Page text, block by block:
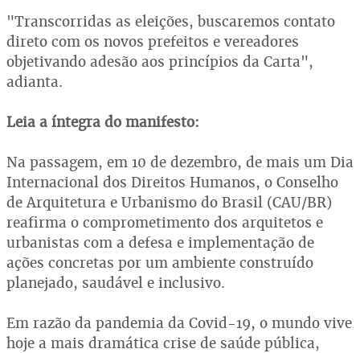
"Transcorridas as eleições, buscaremos contato
direto com os novos prefeitos e vereadores
objetivando adesão aos princípios da Carta",
adianta.
Leia a íntegra do manifesto:
Na passagem, em 10 de dezembro, de mais um Dia
Internacional dos Direitos Humanos, o Conselho
de Arquitetura e Urbanismo do Brasil (CAU/BR)
reafirma o comprometimento dos arquitetos e
urbanistas com a defesa e implementação de
ações concretas por um ambiente construído
planejado, saudável e inclusivo.
Em razão da pandemia da Covid-19, o mundo vive
hoje a mais dramática crise de saúde pública,